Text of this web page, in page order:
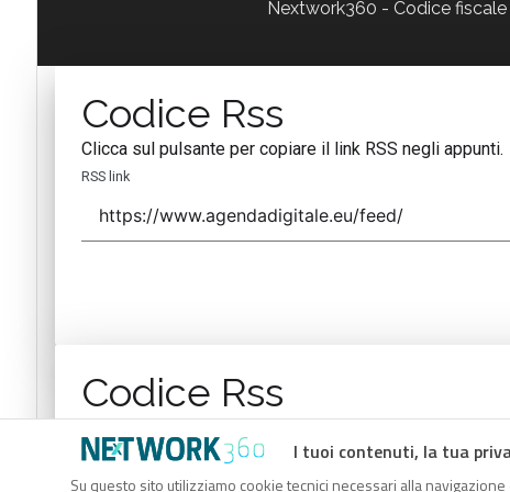
I tuoi contenuti, la tua
Su questo sito utilizziamo cookie tecnici necessari alla
Nextwork360 - Codice
Codice Rss
Clicca sul pulsante per copiare il link RSS negli appunti.
RSS link
Codice Rss
RSS link